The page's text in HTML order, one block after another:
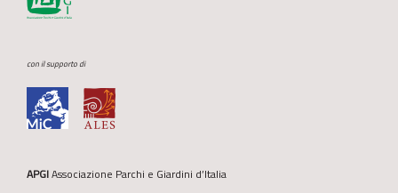
con il supporto di
APGIAssociazione Parchi e Giardini d’Italia